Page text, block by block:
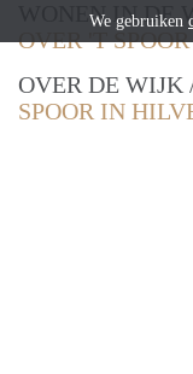
WONEN IN
OVER 'T
OVER DE WIJK
SPOOR IN
We gebruiken